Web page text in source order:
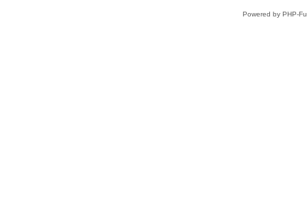
Powered by PHP-